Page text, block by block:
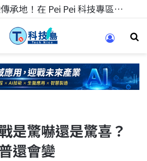
科技人的經驗傳承地！在 Pei Pei 科技專區，與學弟妹交流最硬核的技術
是驚嚇還是驚喜？
還會變